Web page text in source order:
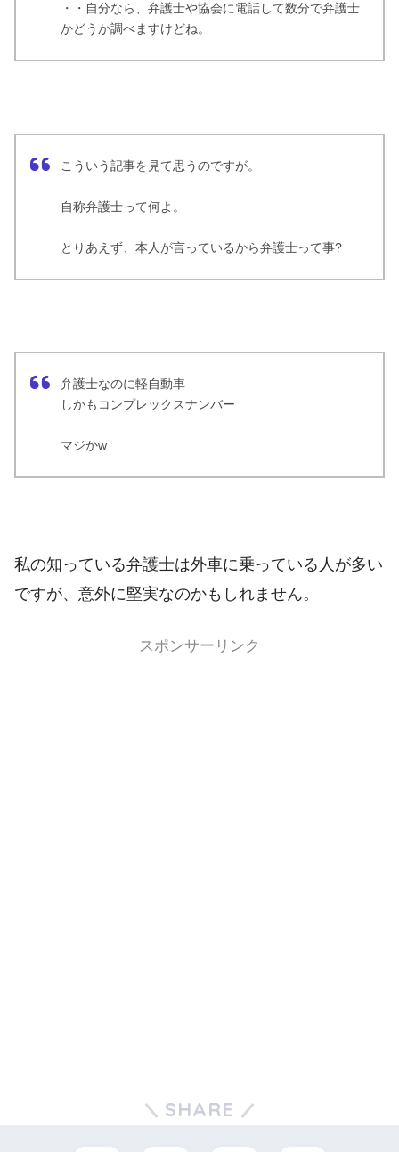
・・自分なら、弁護士や協会に電話して数分で弁護士
かどうか調べますけどね。
こういう記事を見て思うのですが。
自称弁護士って何よ。
とりあえず、本人が言っているから弁護士って事?
弁護士なのに軽自動車
しかもコンプレックスナンバー
マジかw
私の知っている弁護士は外車に乗っている人が多い
ですが、意外に堅実なのかもしれません。
スポンサーリンク
SHARE